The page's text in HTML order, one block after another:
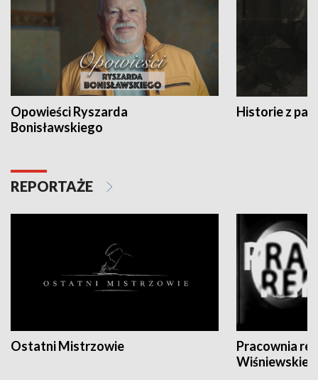
Opowieści Ryszarda
Bonisławskiego
Historie z
REPORTAŻE
Ostatni Mistrzowie
Pracownia